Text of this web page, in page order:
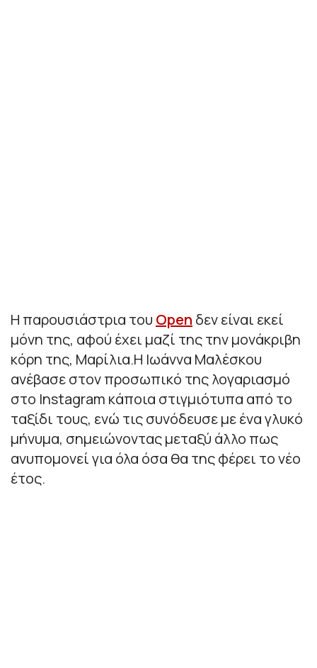
Η παρουσιάστρια του Open δεν είναι εκεί
μόνη της, αφού έχει μαζί της την μονάκριβη
κόρη της, Μαρίλια.Η Ιωάννα Μαλέσκου
ανέβασε στον προσωπικό της λογαριασμό
στο Instagram κάποια στιγμιότυπα από το
ταξίδι τους, ενώ τις συνόδευσε με ένα γλυκό
μήνυμα, σημειώνοντας μεταξύ άλλο πως
ανυπομονεί για όλα όσα θα της φέρει το νέο
έτος.